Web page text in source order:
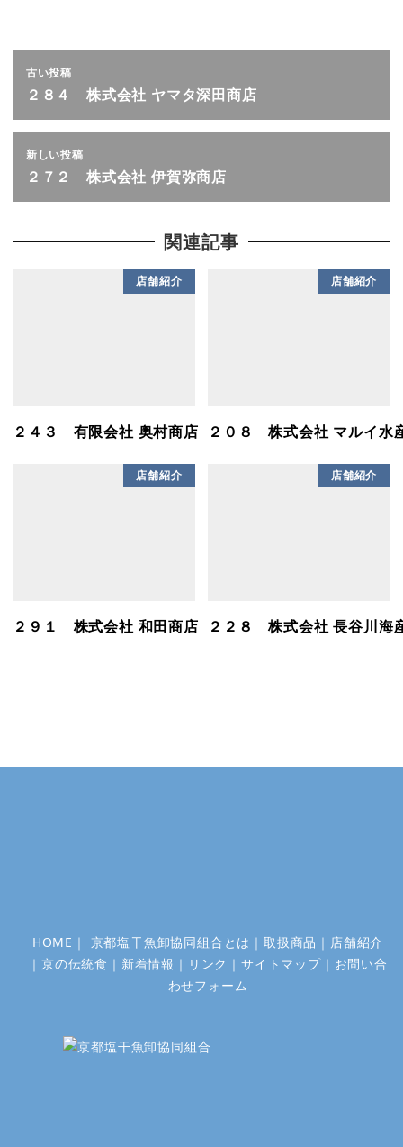
古い投稿
２８４ 株式会社 ヤマタ深田商店
新しい投稿
２７２ 株式会社 伊賀弥商店
関連記事
店舗紹介
２４３ 有限会社 奥村商店
店舗紹介
２０８ 株式会社 マルイ水
店舗紹介
２９１ 株式会社 和田商店
店舗紹介
２２８ 株式会社 長谷川海
HOME ｜ 京都塩干魚卸協同組合とは ｜ 取扱商品 ｜ 店舗紹介
｜ 京の伝統食 ｜ 新着情報 ｜ リンク ｜サイトマップ｜ お問い合
わせフォーム